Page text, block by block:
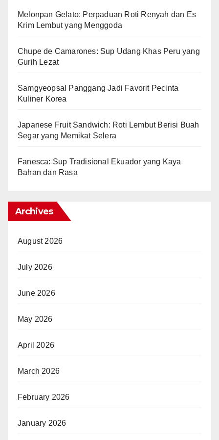
Melonpan Gelato: Perpaduan Roti Renyah dan Es
Krim Lembut yang Menggoda
Chupe de Camarones: Sup Udang Khas Peru yang
Gurih Lezat
Samgyeopsal Panggang Jadi Favorit Pecinta
Kuliner Korea
Japanese Fruit Sandwich: Roti Lembut Berisi Buah
Segar yang Memikat Selera
Fanesca: Sup Tradisional Ekuador yang Kaya
Bahan dan Rasa
Archives
August 2026
July 2026
June 2026
May 2026
April 2026
March 2026
February 2026
January 2026